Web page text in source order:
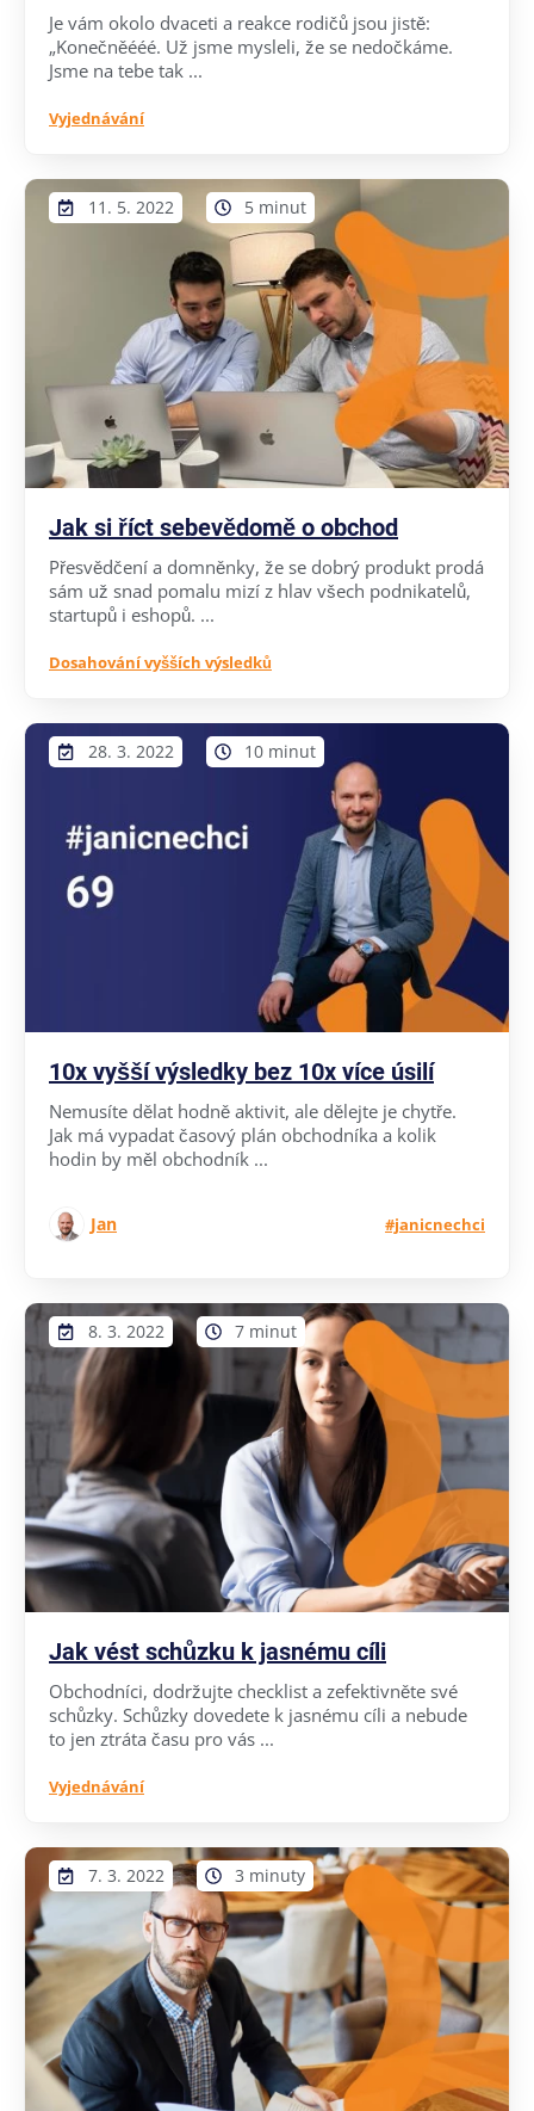
Je vám okolo dvaceti a reakce rodičů jsou jistě:
„Konečněééé. Už jsme mysleli, že se nedočkáme.
Jsme na tebe tak ...
Vyjednávání
11. 5. 2022 5 minut
Jak si říct sebevědomě o obchod
Přesvědčení a domněnky, že se dobrý produkt prodá
sám už snad pomalu mizí z hlav všech podnikatelů,
startupů i eshopů. ...
Dosahování vyšších výsledků
28. 3. 2022 10 minut
10x vyšší výsledky bez 10x více úsilí
Nemusíte dělat hodně aktivit, ale dělejte je chytře.
Jak má vypadat časový plán obchodníka a kolik
hodin by měl obchodník ...
Jan #janicnechci
8. 3. 2022 7 minut
Jak vést schůzku k jasnému cíli
Obchodníci, dodržujte checklist a zefektivněte své
schůzky. Schůzky dovedete k jasnému cíli a nebude
to jen ztráta času pro vás ...
Vyjednávání
7. 3. 2022 3 minuty